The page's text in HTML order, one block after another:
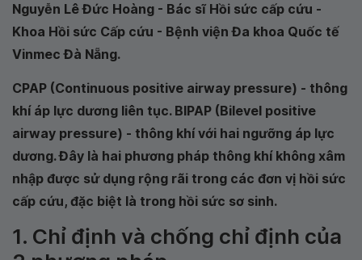
Nguyễn Lê Đức Hoàng - Bác sĩ Hồi sức cấp cứu -
Khoa Hồi sức Cấp cứu - Bệnh viện Đa khoa Quốc tế
Vinmec Đà Nẵng.
CPAP (Continuous positive airway pressure) - thông
khí áp lực dương liên tục. BIPAP (Bilevel positive
airway pressure) - thông khí với hai ngưỡng áp lực
dương. Đây là hai phương pháp thông khí không xâm
nhập được sử dụng rộng rãi trong các đơn vị hồi sức
cấp cứu, đặc biệt là trong hồi sức sơ sinh.
1. Chỉ định và chống chỉ định của